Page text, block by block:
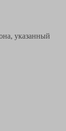
указанный